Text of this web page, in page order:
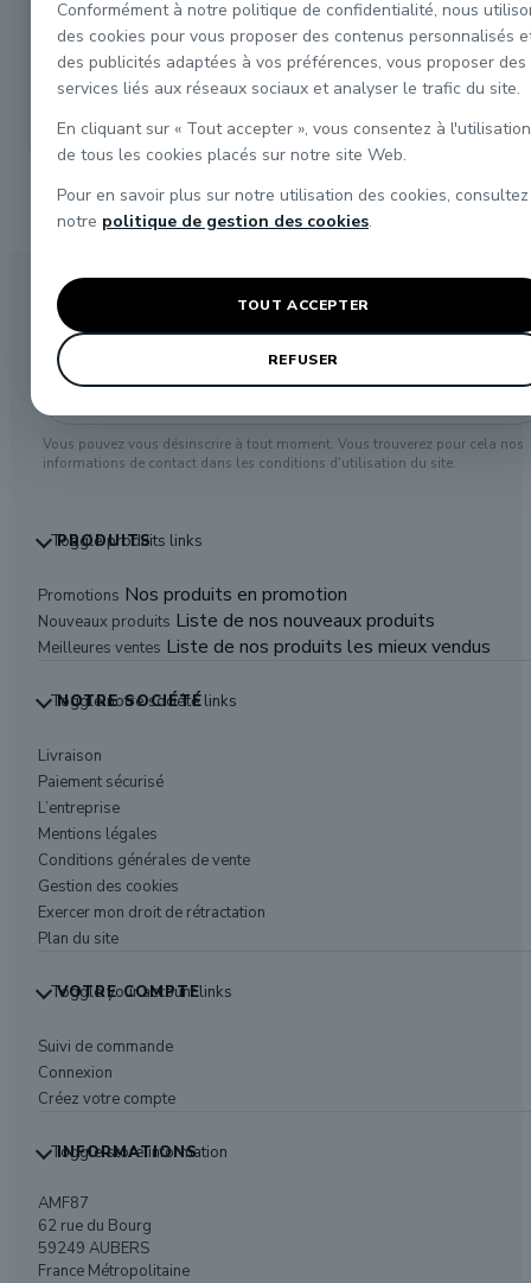
bogies à ridelles
type USA45
132,00 €
Inscrivez-vous à notre newsletter
nos offres spéciales et nouveautés.
Vous pouvez vous désinscrire à tout moment. Vous trouverez pour cela nos
informations de contact dans les conditions d'utilisation du site.
PRODUITS
Toggle produits links
Promotions Nos produits en promotion
Nouveaux produits Liste de nos nouveaux produits
Meilleures ventes Liste de nos produits les mieux vendus
NOTRE SOCIÉTÉ
Toggle notre société links
Livraison
Paiement sécurisé
L’entreprise
Mentions légales
Conditions générales de vente
Gestion des cookies
Exercer mon droit de rétractation
Plan du site
VOTRE COMPTE
Toggle your account links
Suivi de commande
Connexion
Créez votre compte
INFORMATIONS
Toggle store information
AMF87
62 rue du Bourg
59249 AUBERS
France Métropolitaine
Conformément à notre politique de confidentialité, nous
des cookies pour vous proposer des contenus personnalisés
des publicités adaptées à vos préférences, vous proposer des
services liés aux réseaux sociaux et analyser le trafic du site.
En cliquant sur « Tout accepter », vous consentez à l'utilisation
de tous les cookies placés sur notre site Web.
Pour en savoir plus sur notre utilisation des cookies, consultez
notre politique de gestion des cookies.
TOUT ACCEPTER
REFUSER